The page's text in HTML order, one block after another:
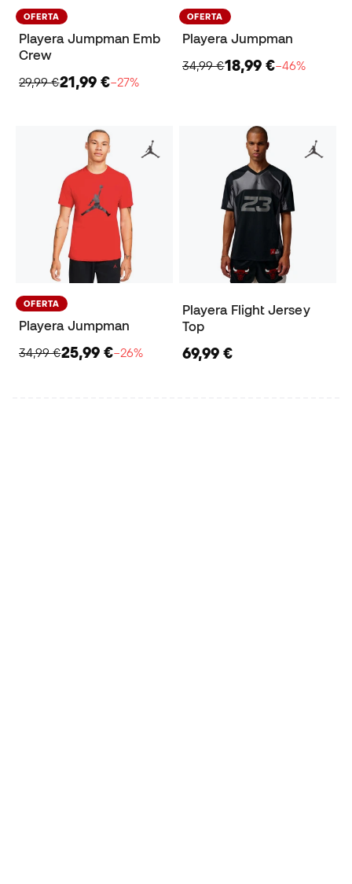
OFERTA
Playera Jumpman Emb
Crew
29,99 €21,99 €−27%
OFERTA
Playera Jumpman
34,99 €18,99 €−46%
OFERTA
Playera Jumpman
34,99 €25,99 €−26%
Playera Flight Jersey
Top
69,99 €